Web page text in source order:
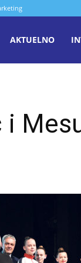
AKTUELNO